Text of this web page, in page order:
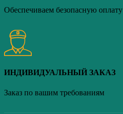
Обеспечиваем безопасную оплату
ИНДИВИДУАЛЬНЫЙ ЗАКАЗ
Заказ по вашим требованиям